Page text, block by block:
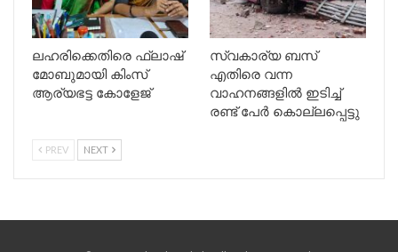
ലഹരിക്കെതിരെ ഫ്ലാഷ്
മോബുമായി കിംസ്
ആര്യഭട്ട കോളേജ്
സ്വകാര്യ ബസ്
എതിരെ വന്ന
വാഹനങ്ങളിൽ ഇടിച്ച്
രണ്ട് പേർ കൊല്ലപ്പെട്ടു
PREV NEXT